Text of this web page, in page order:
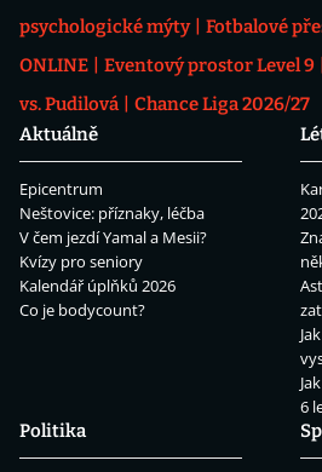
psychologické mýty
Fotbalové
ONLINE
Eventový prostor Level 9
vs. Pudilová
Chance Liga 2026/27
Aktuálně
Epicentrum
Neštovice: příznaky, léčba
V čem jezdí Yamal a Mesii?
Kvízy pro seniory
Kalendář úplňků 2026
Co je bodycount?
6
Politika